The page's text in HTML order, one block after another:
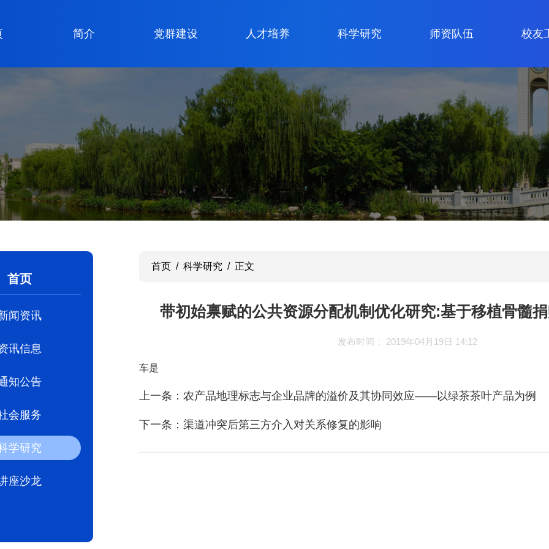
简介 党群建设 人才培养 科学研究 师资队伍 校友
首页
闻资讯
讯信息
知公告
会服务
学研究
座沙龙
首页 / 科学研究 / 正文
带初始禀赋的公共资源分配机制优化研究:基于移植骨髓
发布时间： 2019年04月19日 14:12
车是
上一条：农产品地理标志与企业品牌的溢价及其协同效应——以绿茶茶叶产品为例
下一条：渠道冲突后第三方介入对关系修复的影响